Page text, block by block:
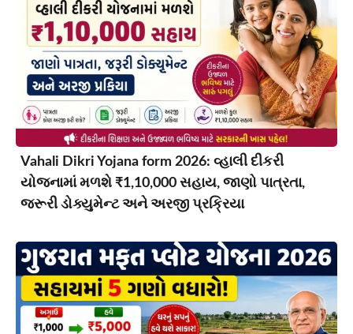
Vahali Dikri Yojana form 2026: વ્હાલી દીકરી
યોજનામાં મળશે ₹1,10,000 સહાય, જાણો પાત્રતા,
જરૂરી ડોક્યુમેન્ટ અને અરજી પ્રક્રિયા